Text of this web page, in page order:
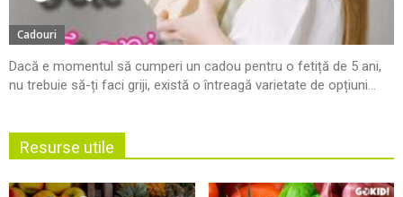
Cadouri
Dacă e momentul să cumperi un cadou pentru o fetiță de 5 ani,
nu trebuie să-ți faci griji, există o întreagă varietate de opțiuni...
Resurse utile